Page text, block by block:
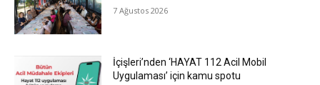
7 Ağustos 2026
İçişleri’nden ‘HAYAT 112 Acil Mobil
Uygulaması’ için kamu spotu